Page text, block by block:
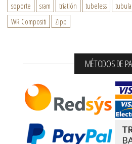
soporte
sram triatlón tubeless
WR Compositi
Zipp
MÉTODOS DE